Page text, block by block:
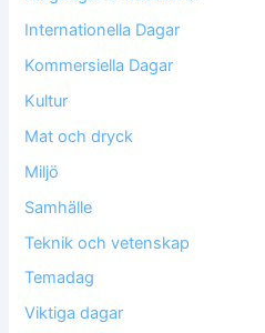
Internationella Dagar
Kommersiella Dagar
Kultur
Mat och dryck
Miljö
Samhälle
Teknik och vetenskap
Temadag
Viktiga dagar